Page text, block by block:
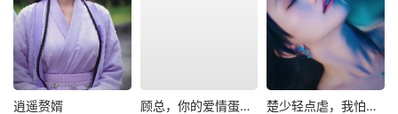
逍遥赘婿 顾总，你的爱情蛋炒饭已送达 楚少轻点虐，我怕夫人受不住